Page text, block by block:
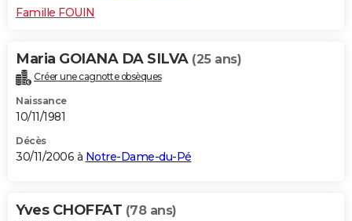
Famille FOUIN
Maria GOIANA DA SILVA (25 ans)
Créer une cagnotte obsèques
Naissance
10/11/1981
Décès
30/11/2006 à Notre-Dame-du-Pé
Yves CHOFFAT (78 ans)